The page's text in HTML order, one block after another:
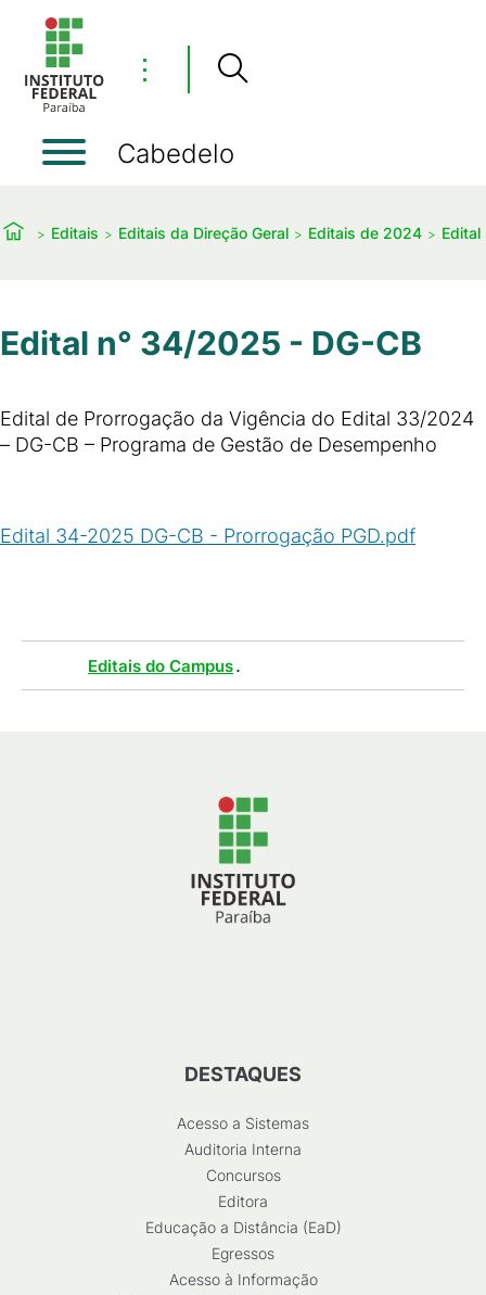
⋮
Cabedelo
Editais Editais da Direção Geral Editais de 2024
Edital n° 34/2025 - DG-CB
Edital de Prorrogação da Vigência do Edital 33/2024
– DG-CB – Programa de Gestão de Desempenho
Edital 34-2025 DG-CB - Prorrogação PGD.pdf
Editais do Campus.
DESTAQUES
Acesso a Sistemas
Auditoria Interna
Concursos
Editora
Educação a Distância (EaD)
Egressos
Acesso à Informação